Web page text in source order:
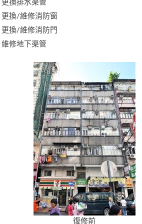
更換/維修消防窗
更換/維修消防門
維修地下渠管
復修前